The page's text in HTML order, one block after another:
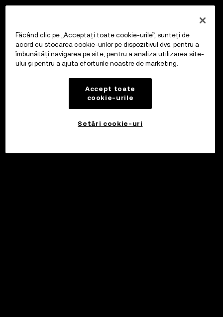
Făcând clic pe „Acceptați toate cookie-urile”, sunteți de
acord cu stocarea cookie-urilor pe dispozitivul dvs. pentru a
îmbunătăți navigarea pe site, pentru a analiza utilizarea site-
ului și pentru a ajuta eforturile noastre de marketing.
Accept toate
cookie-urile
Setări cookie-uri